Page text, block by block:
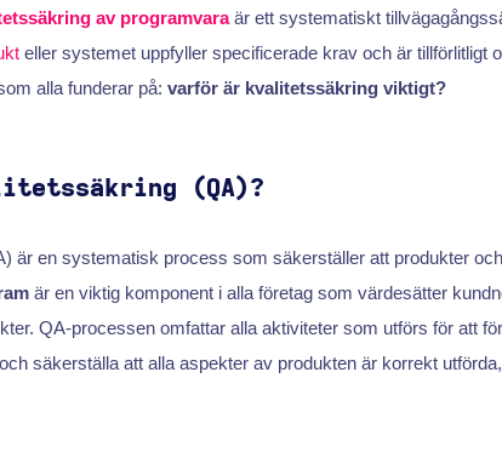
av programvaraär ett systematiskt
eller systemet uppfyller specificerade krav och är tillförlitligt
alla funderar på: varför är kvalitetssäkring viktigt?
(QA)?
är en systematisk process som säkerställer att produkter
är en viktig komponent i alla företag som värdesätter
QA-processen omfattar alla aktiviteter som utförs för att
säkerställa att alla aspekter av produkten är korrekt